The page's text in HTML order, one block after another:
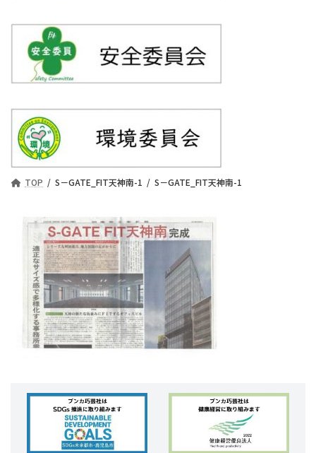
TOP S－GATE_FIT天神南-1 S－GATE_FIT天神南-1